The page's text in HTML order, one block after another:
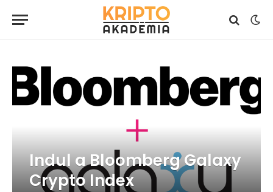
Indul a Bloomberg Galaxy
Crypto Index